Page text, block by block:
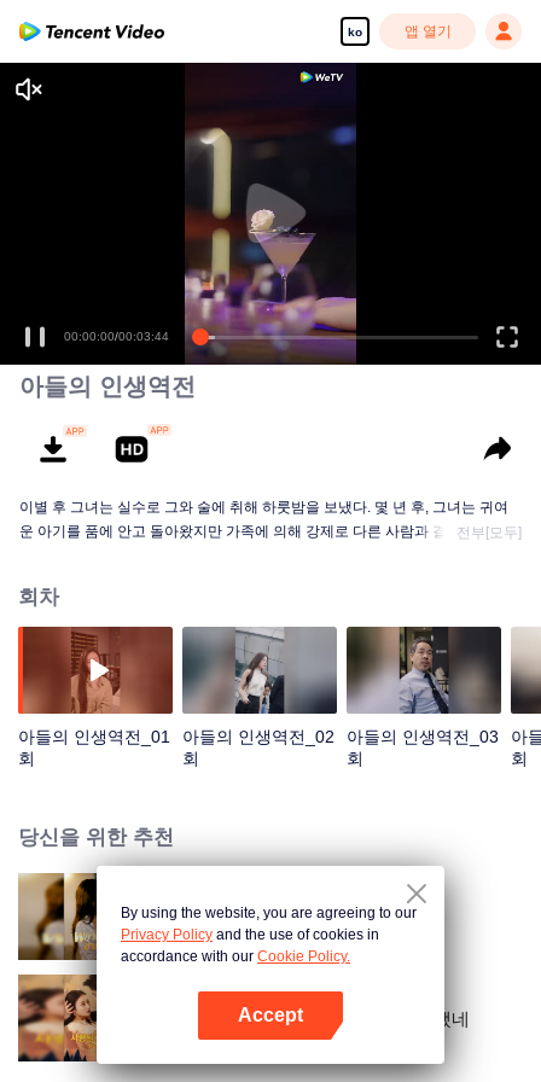
ko 앱 열기
00:00:00/00:03:44
아들의 인생역전
이별 후 그녀는 실수로 그와 술에 취해 하룻밤을 보냈다. 몇 년 후, 그녀는 귀여
운 아기를 품에 안고 돌아왔지만 가족에 의해 강제로 다른 사람과 결혼하게 되
전부[모두]
회차
아들의 인생역전_01
회
아들의 인생역전_02
회
아들의 인생역전_03
회
아
회
당신을 위한 추천
전남편의 숙적과 결혼했다
맞선 실패녀, 재벌 집 사모님이 됐네
By using the website, you are agreeing to our
Privacy Policy and the use of cookies in
accordance with our Cookie Policy.
Accept